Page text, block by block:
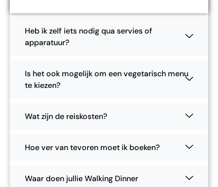
Heb ik zelf iets nodig qua servies of
apparatuur?
Is het ook mogelijk om een vegetarisch menu
te kiezen?
Wat zijn de reiskosten?
Hoe ver van tevoren moet ik boeken?
Waar doen jullie Walking Dinner